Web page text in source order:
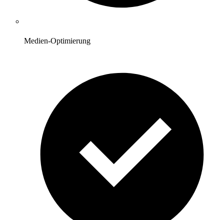
Medien-Optimierung